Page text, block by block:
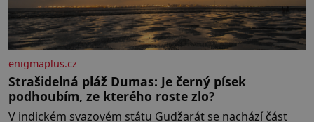
enigmaplus.cz
Strašidelná pláž Dumas: Je černý písek
podhoubím, ze kterého roste zlo?
V indickém svazovém státu Gudžarát se nachází část